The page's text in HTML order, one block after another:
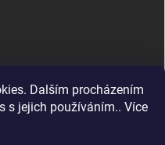
Dalším procházením
s jejich používáním.. Více